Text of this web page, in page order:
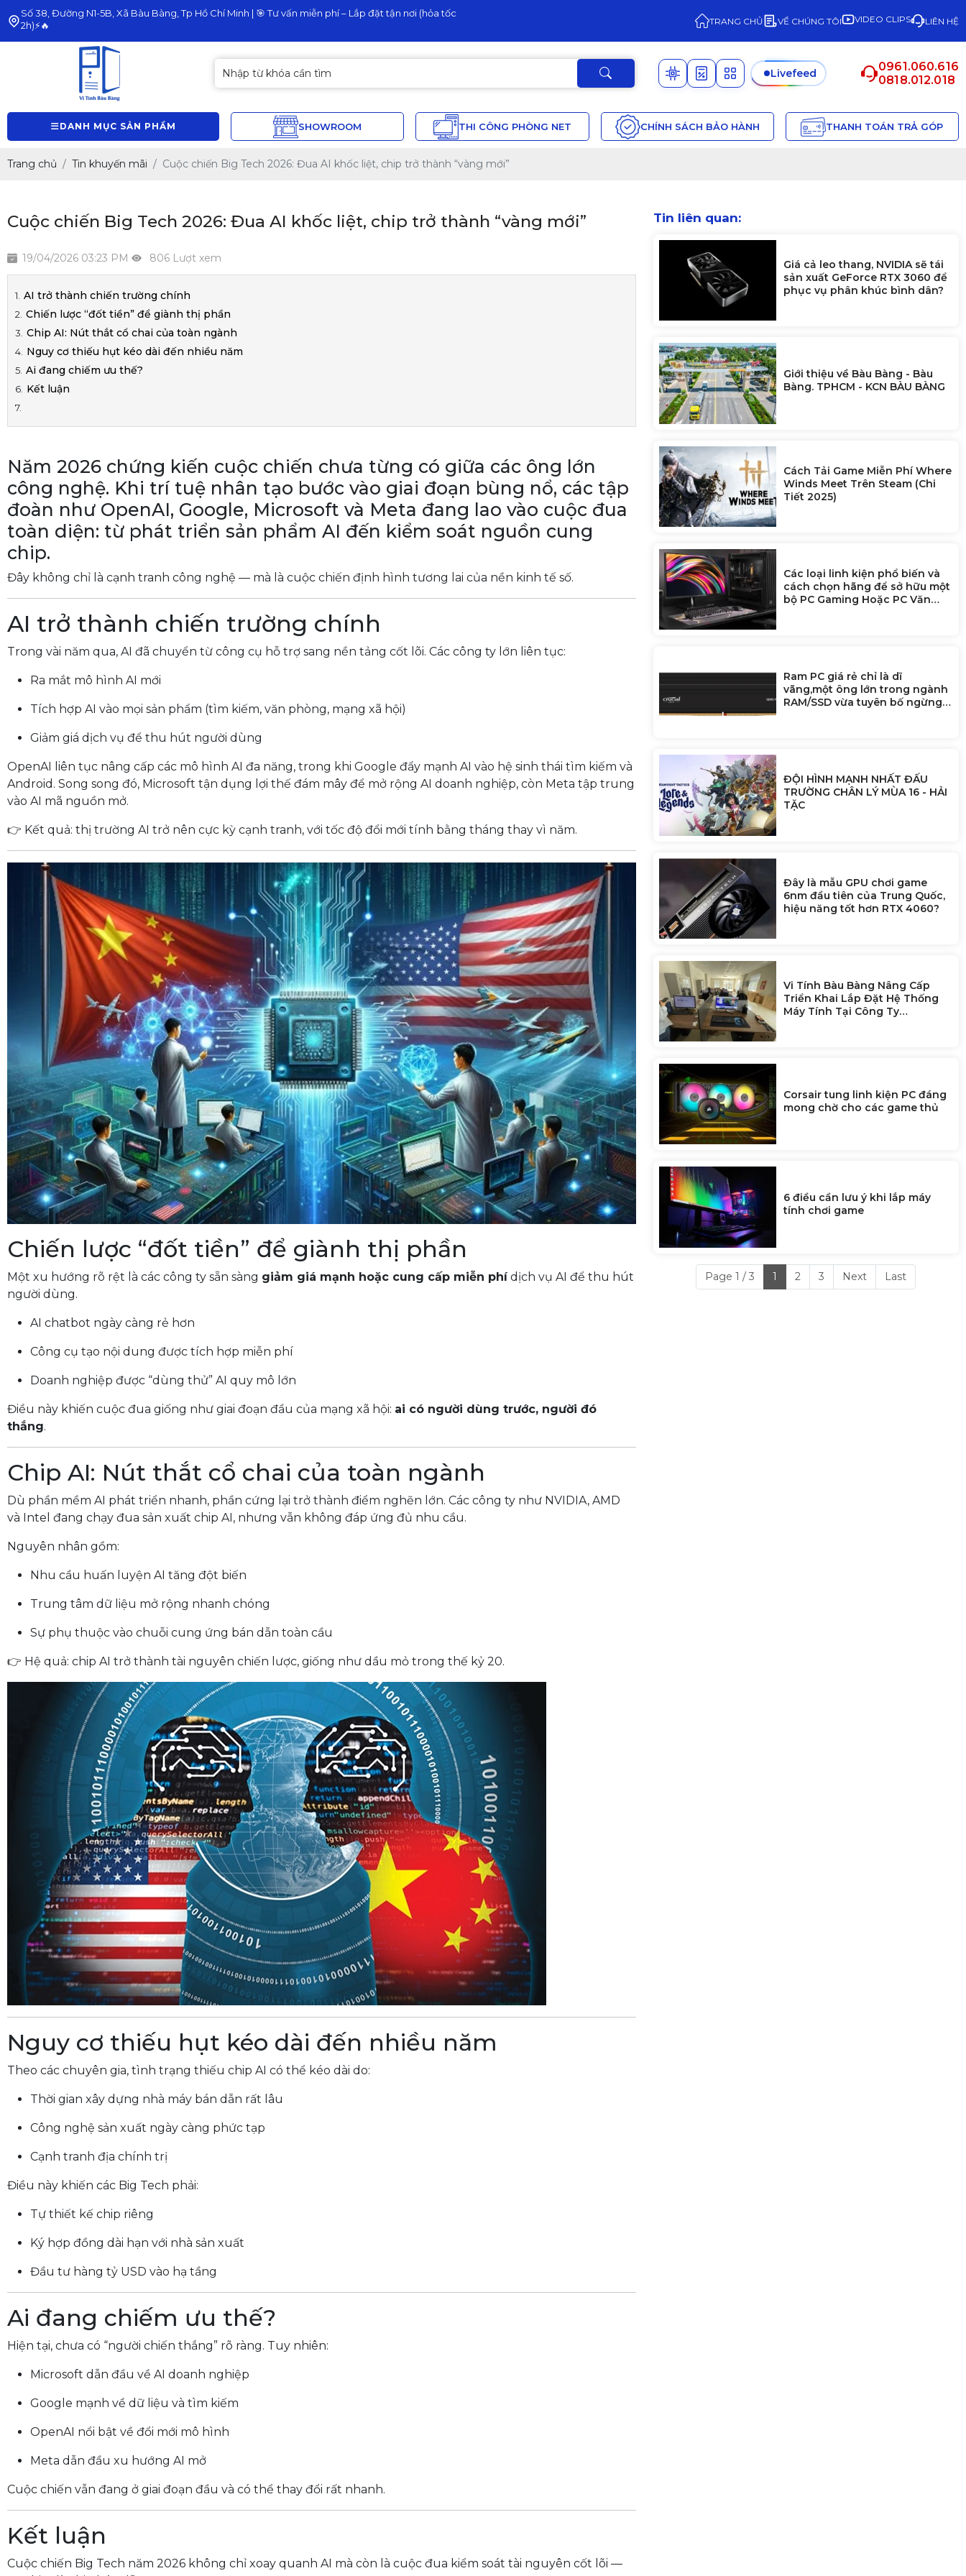
Số 38, Đường N1-5B, Xã Bàu Bàng, Tp Hồ Chí Minh | 🎯 Tư vấn miễn phí – Lắp đặt tận nơi (hỏa tốc
2h)⚡🔥
TRANG CHỦ VỀ CHÚNG TÔI VIDEO CLIPS LIÊN HỆ
Livefeed
0961.060.616
0818.012.018
DANH MỤC SẢN PHẨM SHOWROOM THI CÔNG PHÒNG NET CHÍNH SÁCH BẢO HÀNH THANH TOÁN TRẢ GÓP
Trang chủ Tin khuyến mãi Cuộc chiến Big Tech 2026: Đua AI khốc liệt, chip trở thành “vàng mới”
Cuộc chiến Big Tech 2026: Đua AI khốc liệt, chip trở thành “vàng mới”
19/04/2026 03:23 PM 806 Lượt xem
AI trở thành chiến trường chính
Chiến lược “đốt tiền” để giành thị phần
Chip AI: Nút thắt cổ chai của toàn ngành
Nguy cơ thiếu hụt kéo dài đến nhiều năm
Ai đang chiếm ưu thế?
Kết luận
Năm 2026 chứng kiến cuộc chiến chưa từng có giữa các ông lớn
công nghệ. Khi trí tuệ nhân tạo bước vào giai đoạn bùng nổ, các tập
đoàn như OpenAI, Google, Microsoft và Meta đang lao vào cuộc đua
toàn diện: từ phát triển sản phẩm AI đến kiểm soát nguồn cung
chip.
Đây không chỉ là cạnh tranh công nghệ — mà là cuộc chiến định hình tương lai của nền kinh tế số.
AI trở thành chiến trường chính
Trong vài năm qua, AI đã chuyển từ công cụ hỗ trợ sang nền tảng cốt lõi. Các công ty lớn liên tục:
Ra mắt mô hình AI mới
Tích hợp AI vào mọi sản phẩm (tìm kiếm, văn phòng, mạng xã hội)
Giảm giá dịch vụ để thu hút người dùng
OpenAI liên tục nâng cấp các mô hình AI đa năng, trong khi Google đẩy mạnh AI vào hệ sinh thái tìm kiếm và
Android. Song song đó, Microsoft tận dụng lợi thế đám mây để mở rộng AI doanh nghiệp, còn Meta tập trung
vào AI mã nguồn mở.
👉 Kết quả: thị trường AI trở nên cực kỳ cạnh tranh, với tốc độ đổi mới tính bằng tháng thay vì năm.
Chiến lược “đốt tiền” để giành thị phần
Một xu hướng rõ rệt là các công ty sẵn sàng giảm giá mạnh hoặc cung cấp miễn phídịch vụ AI để thu hút
người dùng.
AI chatbot ngày càng rẻ hơn
Công cụ tạo nội dung được tích hợp miễn phí
Doanh nghiệp được “dùng thử” AI quy mô lớn
Điều này khiến cuộc đua giống như giai đoạn đầu của mạng xã hội: ai có người dùng trước, người đó
thắng.
Chip AI: Nút thắt cổ chai của toàn ngành
Dù phần mềm AI phát triển nhanh, phần cứng lại trở thành điểm nghẽn lớn. Các công ty như NVIDIA, AMD
và Intel đang chạy đua sản xuất chip AI, nhưng vẫn không đáp ứng đủ nhu cầu.
Nguyên nhân gồm:
Nhu cầu huấn luyện AI tăng đột biến
Trung tâm dữ liệu mở rộng nhanh chóng
Sự phụ thuộc vào chuỗi cung ứng bán dẫn toàn cầu
👉 Hệ quả: chip AI trở thành tài nguyên chiến lược, giống như dầu mỏ trong thế kỷ 20.
Nguy cơ thiếu hụt kéo dài đến nhiều năm
Theo các chuyên gia, tình trạng thiếu chip AI có thể kéo dài do:
Thời gian xây dựng nhà máy bán dẫn rất lâu
Công nghệ sản xuất ngày càng phức tạp
Cạnh tranh địa chính trị
Điều này khiến các Big Tech phải:
Tự thiết kế chip riêng
Ký hợp đồng dài hạn với nhà sản xuất
Đầu tư hàng tỷ USD vào hạ tầng
Ai đang chiếm ưu thế?
Hiện tại, chưa có “người chiến thắng” rõ ràng. Tuy nhiên:
Microsoft dẫn đầu về AI doanh nghiệp
Google mạnh về dữ liệu và tìm kiếm
OpenAI nổi bật về đổi mới mô hình
Meta dẫn đầu xu hướng AI mở
Cuộc chiến vẫn đang ở giai đoạn đầu và có thể thay đổi rất nhanh.
Kết luận
Cuộc chiến Big Tech năm 2026 không chỉ xoay quanh AI mà còn là cuộc đua kiểm soát tài nguyên cốt lõi —
Tin liên quan:
Giá cả leo thang, NVIDIA sẽ tái
sản xuất GeForce RTX 3060 để
phục vụ phân khúc bình dân?
Giới thiệu về Bàu Bàng - Bàu
Bàng. TPHCM - KCN BÀU BÀNG
Cách Tải Game Miễn Phí Where
Winds Meet Trên Steam (Chi
Tiết 2025)
Các loại linh kiện phổ biến và
cách chọn hãng để sở hữu một
bộ PC Gaming Hoặc PC Văn
Ram PC giá rẻ chỉ là dĩ
vãng,một ông lớn trong ngành
RAM/SSD vừa tuyên bố ngừng
ĐỘI HÌNH MẠNH NHẤT ĐẤU
TRƯỜNG CHÂN LÝ MÙA 16 - HẢI
TẶC
Đây là mẫu GPU chơi game
6nm đầu tiên của Trung Quốc,
hiệu năng tốt hơn RTX 4060?
Vi Tính Bàu Bàng Nâng Cấp
Triển Khai Lắp Đặt Hệ Thống
Máy Tính Tại Công Ty
Corsair tung linh kiện PC đáng
mong chờ cho các game thủ
6 điều cần lưu ý khi lắp máy
tính chơi game
Page 1 / 3 1 2 3 Next Last